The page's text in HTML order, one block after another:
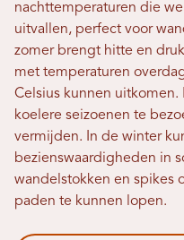
nachttemperaturen die
uitvallen, perfect voor
zomer brengt hitte en
met temperaturen
Celsius kunnen uitkomen.
koelere seizoenen te
vermijden. In de winter
bezienswaardigheden in
wandelstokken en spikes
paden te kunnen lopen.